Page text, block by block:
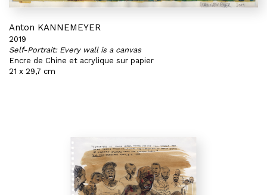
Anton KANNEMEYER
2019
Self-Portrait: Every wall is a canvas
Encre de Chine et acrylique sur papier
21 x 29,7 cm